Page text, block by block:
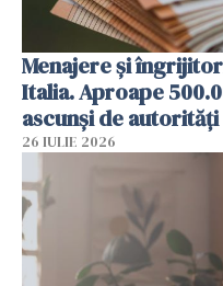
Menajere și
Italia. Aproape
ascunși de autorități
26 IULIE 2026